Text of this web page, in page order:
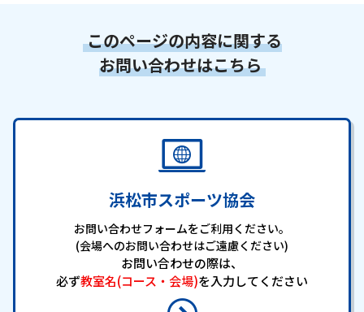
このページの内容に関する
お問い合わせはこちら
浜松市スポーツ協会
お問い合わせフォームをご利用ください。
(会場へのお問い合わせはご遠慮ください)
お問い合わせの際は、
必ず教室名(コース・会場)を入力してください